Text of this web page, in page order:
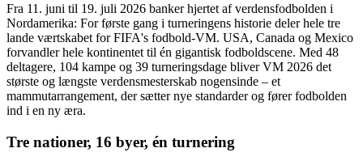
Fra 11. juni til 19. juli 2026 banker hjertet af verdensfodbolden i
Nordamerika: For første gang i turneringens historie deler hele tre
lande værtskabet for FIFA's fodbold-VM. USA, Canada og Mexico
forvandler hele kontinentet til én gigantisk fodboldscene. Med 48
deltagere, 104 kampe og 39 turneringsdage bliver VM 2026 det
største og længste verdensmesterskab nogensinde – et
mammutarrangement, der sætter nye standarder og fører fodbolden
ind i en ny æra.
Tre nationer, 16 byer, én turnering